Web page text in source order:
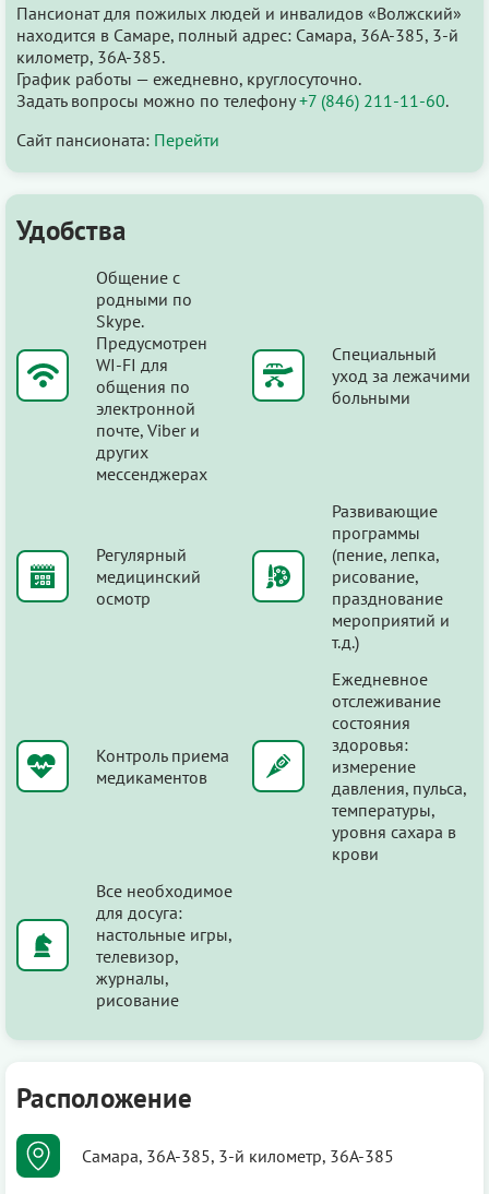
Пансионат для пожилых людей и инвалидов «Волжский»
находится в Самаре, полный адрес: Самара, 36А-385, 3-й
километр, 36А-385.
График работы — ежедневно, круглосуточно.
Задать вопросы можно по телефону+7 (846) 211-11-60.
Сайт пансионата: Перейти
Удобства
Общение с
родными по
Skype.
Предусмотрен
WI-FI для
общения по
электронной
почте, Viber и
других
мессенджерах
Специальный
уход за лежачими
больными
Регулярный
медицинский
осмотр
Развивающие
программы
(пение, лепка,
рисование,
празднование
мероприятий и
т.д.)
Контроль приема
медикаментов
Ежедневное
отслеживание
состояния
здоровья:
измерение
давления, пульса,
температуры,
уровня сахара в
крови
Все необходимое
для досуга:
настольные игры,
телевизор,
журналы,
рисование
Расположение
Самара, 36А-385, 3-й километр, 36А-385